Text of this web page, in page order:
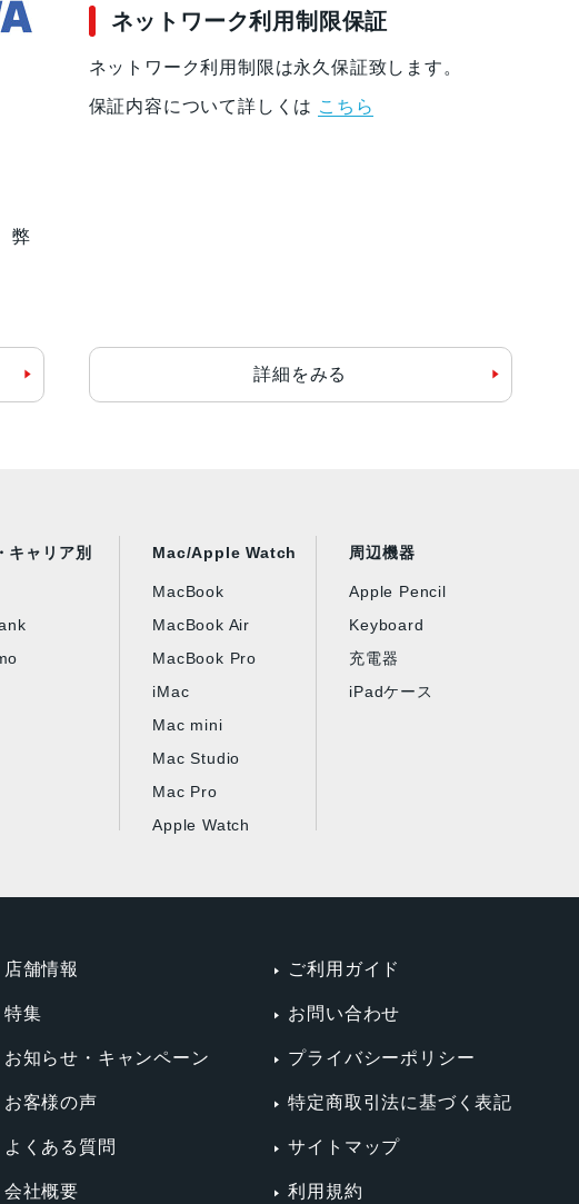
弊
ネットワーク利用制限保証
ネットワーク利用制限は永久保証致します。
保証内容について詳しくは こちら
詳細をみる
キャリア別 Mac/Apple Watch
MacBook
MacBook Air
MacBook Pro
iMac
Mac mini
Mac Studio
Mac Pro
Apple Watch
周辺機器
Apple Pencil
Keyboard
充電器
iPadケース
店舗情報
特集
お知らせ・キャンペーン
お客様の声
よくある質問
会社概要
ご利用ガイド
お問い合わせ
プライバシーポリシー
特定商取引法に基づく表記
サイトマップ
利用規約